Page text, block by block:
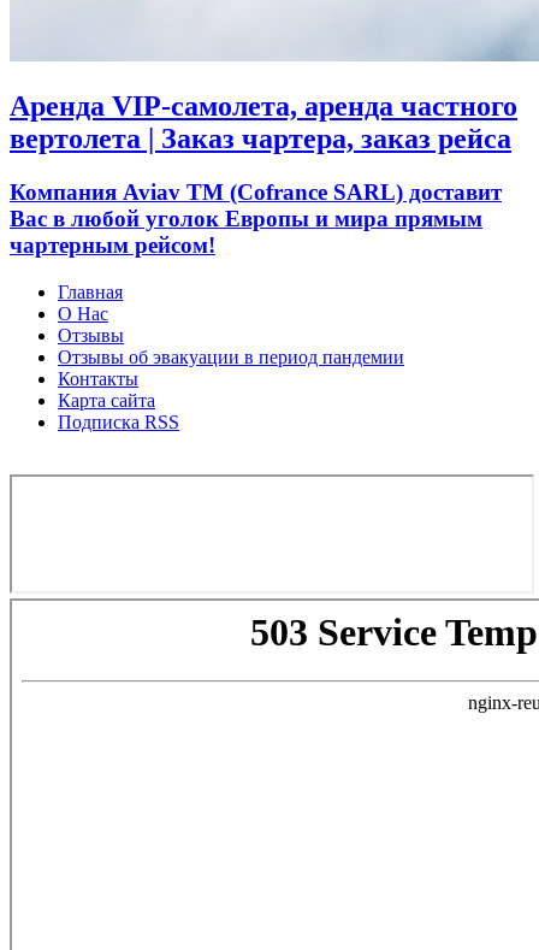
Аренда VIP-самолета, аренда частного
вертолета | Заказ чартера, заказ рейса
Компания Aviav TM (Cofrance SARL) доставит
Вас в любой уголок Европы и мира прямым
чартерным рейсом!
Главная
О Нас
Отзывы
Отзывы об эвакуации в период пандемии
Контакты
Карта сайта
Подписка RSS